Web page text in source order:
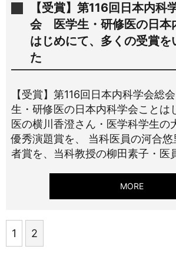
【受賞】第116回日本内科
会 医学生・研修医の日本
はじめにて、多くの受賞を
た
【受賞】第116回日本内科学会総
生・研修医の日本内科学会ことは
医の横川香澄さん・医学科学生の
優秀演題賞を、 当科医員の河合
者賞を、当科教授の柳田素子・
MORE
1 2